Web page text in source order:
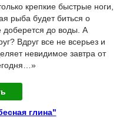
крепкие быстрые ноги,
рыба будет биться о
доберется до воды. А
Вдруг все не всерьез и
невидимое завтра от
глина"